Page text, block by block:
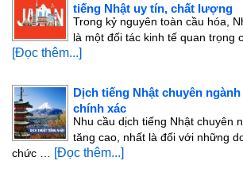
tiếng Nhật uy tín, chất lượng
Trong kỷ nguyên toàn cầu hóa,
là một đối tác kinh tế quan trọng
[Đọc thêm...]
Dịch tiếng Nhật chuyên
chính xác
Nhu cầu dịch tiếng Nhật chuyên
tăng cao, nhất là đối với những
chức …
[Đọc thêm...]